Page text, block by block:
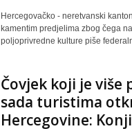
Hercegovačko - neretvanski
kamentim predjelima zbog čega
poljoprivredne kulture piše
Čovjek koji je više
sada turistima
Hercegovine: